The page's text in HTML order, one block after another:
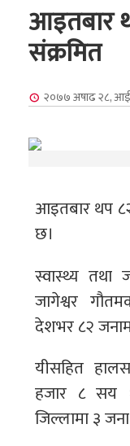
आइतबार
संक्रमित
२०७७ अषाढ २८,
आइतबार थप
छ।
स्वास्थ्य तथा
जागेश्वर
देशभर ८२
यीसहित
हजार ८ सय
जिल्लामा ३